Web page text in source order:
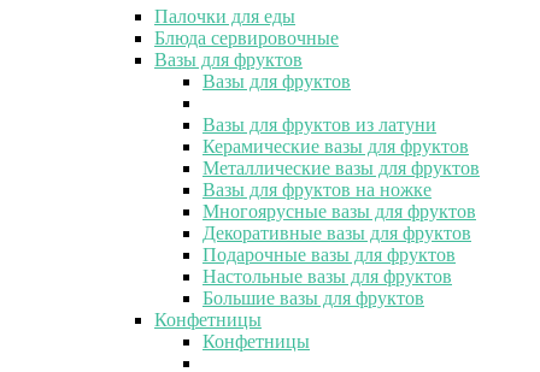
Палочки для еды
Блюда сервировочные
Вазы для фруктов
Вазы для фруктов
Вазы для фруктов из латуни
Керамические вазы для фруктов
Металлические вазы для фруктов
Вазы для фруктов на ножке
Многоярусные вазы для фруктов
Декоративные вазы для фруктов
Подарочные вазы для фруктов
Настольные вазы для фруктов
Большие вазы для фруктов
Конфетницы
Конфетницы